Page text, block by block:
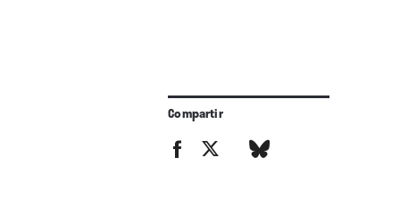
Compartir